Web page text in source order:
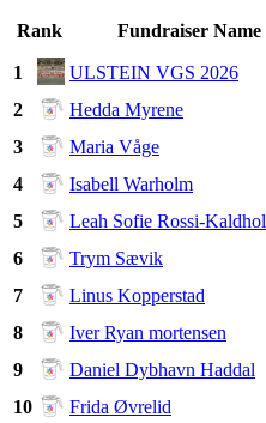
Rank Fundraiser Name
1
ULSTEIN VGS 2026
2
Hedda Myrene
3
Maria Våge
4
Isabell Warholm
5
Leah Sofie Rossi-Kaldhol
6
Trym Sævik
7
Linus Kopperstad
8
Iver Ryan mortensen
9
Daniel Dybhavn Haddal
10
Frida Øvrelid